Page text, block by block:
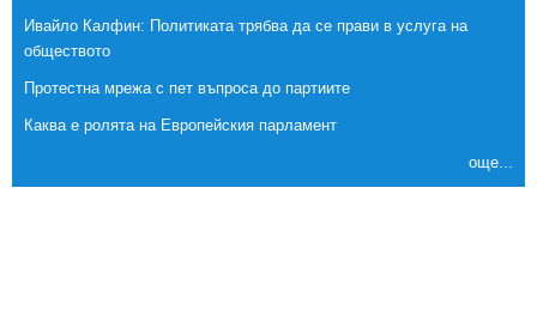
Ивайло Калфин: Политиката трябва да се прави в услуга на
обществото
Протестна мрежа с пет въпроса до партиите
Каква е ролята на Европейския парламент
още...